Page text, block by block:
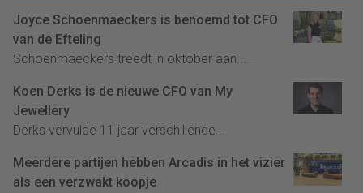
Joyce Schoenmaeckers is benoemd tot CFO
van de Efteling
Schoenmaeckers treedt in oktober aan....
Koen Derks is de nieuwe CFO van My
Jewellery
Derks vervulde 11 jaar verschillende...
Meerdere partijen hebben Arcadis in het vizier
als een verzwakt koopje